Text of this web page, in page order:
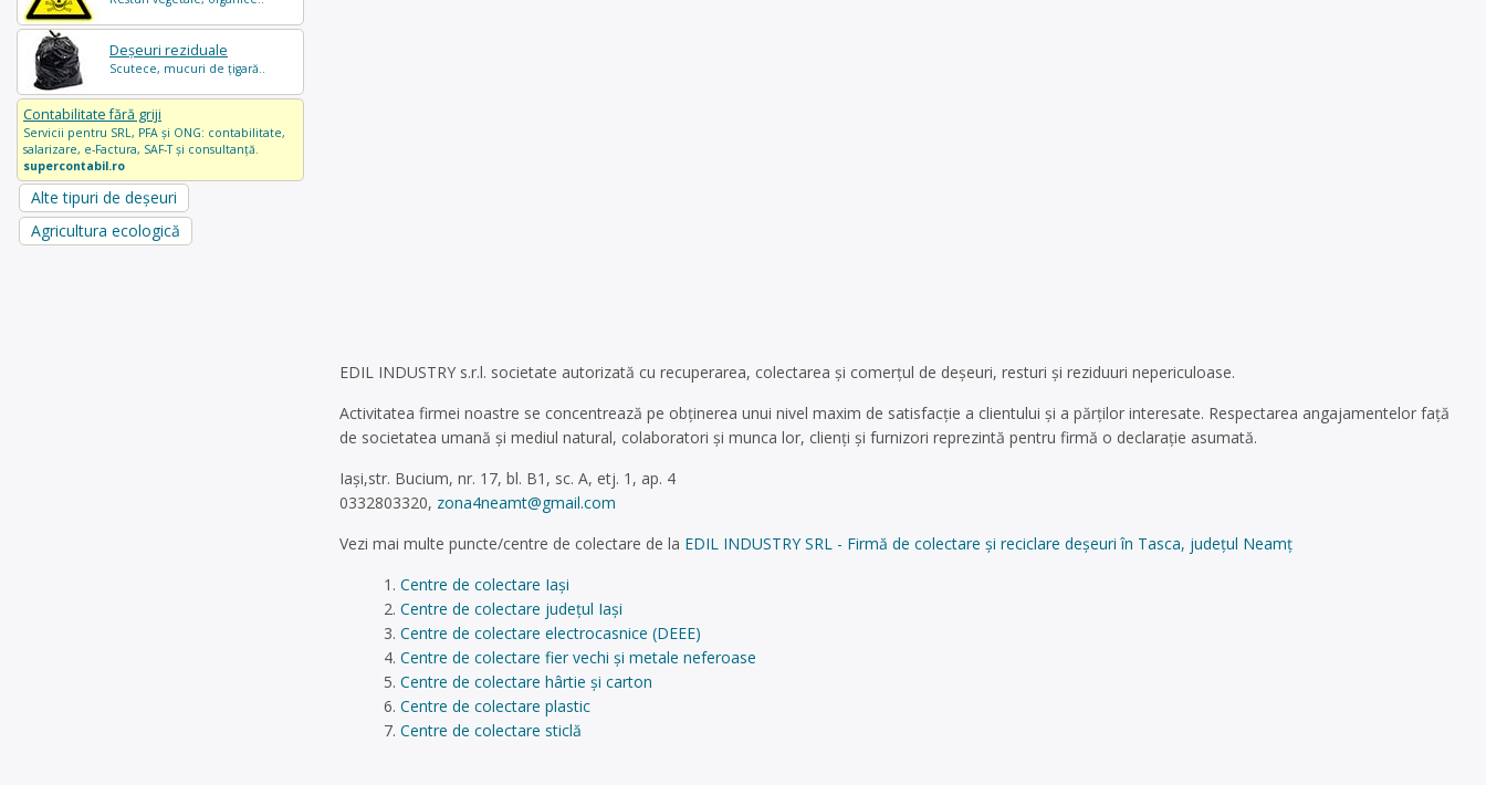
Deșeuri reziduale
Scutece, mucuri de țigară..
Contabilitate fără griji
Servicii pentru SRL, PFA și ONG: contabilitate,
salarizare, e-Factura, SAF-T și consultanță.
supercontabil.ro
Alte tipuri de deșeuri
Agricultura ecologică
EDIL INDUSTRY s.r.l. societate autorizată cu recuperarea, colectarea și comerțul de deșeuri, resturi și reziduuri nepericuloase.
Activitatea firmei noastre se concentrează pe obținerea unui nivel maxim de satisfacție a clientului și a părților interesate. Respectarea angajamentelor față
de societatea umană și mediul natural, colaboratori și munca lor, clienți și furnizori reprezintă pentru firmă o declarație asumată.
Iași,str. Bucium, nr. 17, bl. B1, sc. A, etj. 1, ap. 4
0332803320, zona4neamt@gmail.com
Vezi mai multe puncte/centre de colectare de la EDIL INDUSTRY SRL - Firmă de colectare și reciclare deșeuri în Tasca, județul Neamț
Centre de colectare Iași
Centre de colectare județul Iași
Centre de colectare electrocasnice (DEEE)
Centre de colectare fier vechi și metale neferoase
Centre de colectare hârtie și carton
Centre de colectare plastic
Centre de colectare sticlă